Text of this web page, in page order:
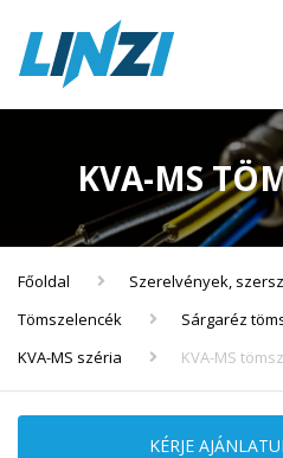
KVA-MS
Főoldal
Szerelvények,
Tömszelencék
Sárgaréz
KVA-MS széria
KVA-MS
KÉRJE